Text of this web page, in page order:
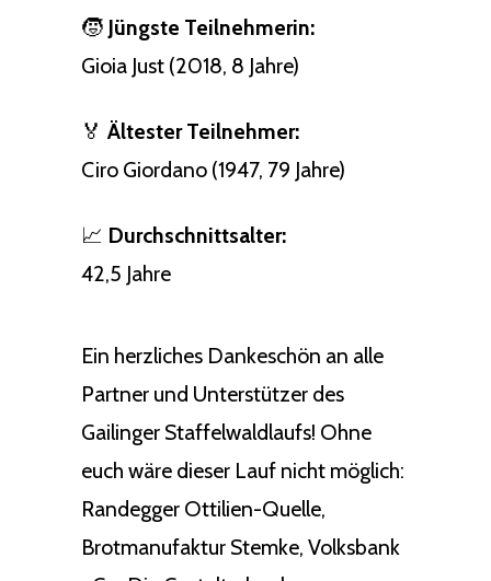
🧒 Jüngste Teilnehmerin:
Gioia Just (2018, 8 Jahre)
🏅 Ältester Teilnehmer:
Ciro Giordano (1947, 79 Jahre)
📈 Durchschnittsalter:
42,5 Jahre
Ein herzliches Dankeschön an alle
Partner und Unterstützer des
Gailinger Staffelwaldlaufs! Ohne
euch wäre dieser Lauf nicht möglich:
Randegger Ottilien-Quelle,
Brotmanufaktur Stemke, Volksbank